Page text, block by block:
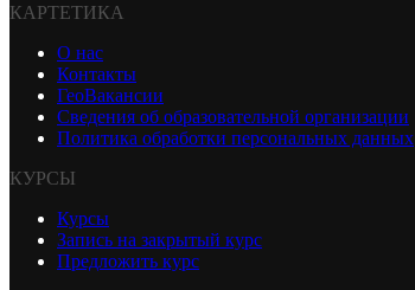
КАРТЕТИКА
О нас
Контакты
ГеоВакансии
Сведения об образовательной организации
Политика обработки персональных данных
КУРСЫ
Курсы
Запись на закрытый курс
Предложить курс